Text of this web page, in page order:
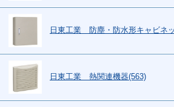
日東工業 防塵・防水形キャビネ
日東工業 熱関連機器(563)